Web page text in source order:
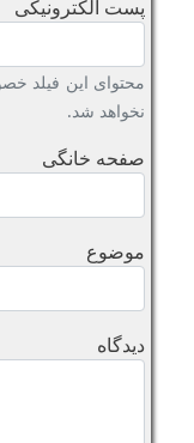
پست الکترونیکی
محتوای این فیلد
نخواهد شد.
صفحه خانگی
موضوع
دیدگاه